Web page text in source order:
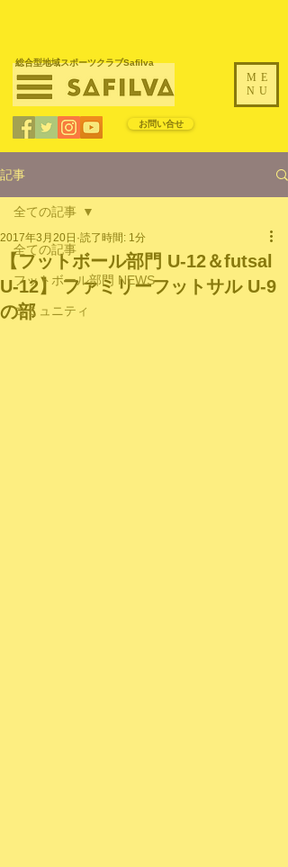
​総合型地域スポーツクラブSafilva
お問い合せ
ME
NU
記事
全ての記事
フットボール部門 NEWS
コミュニティ
全ての記事
【フットボール部門 U-12＆futsal
U-12】 ファミリーフットサル U-9
の部
2017年3月20日 読了時間: 1分